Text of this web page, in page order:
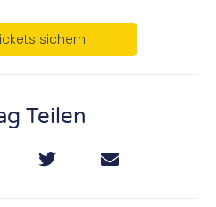
sichern!
Teilen